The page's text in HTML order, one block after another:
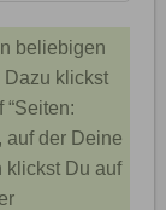
beliebigen
klickst
auf der Deine
klickst Du auf